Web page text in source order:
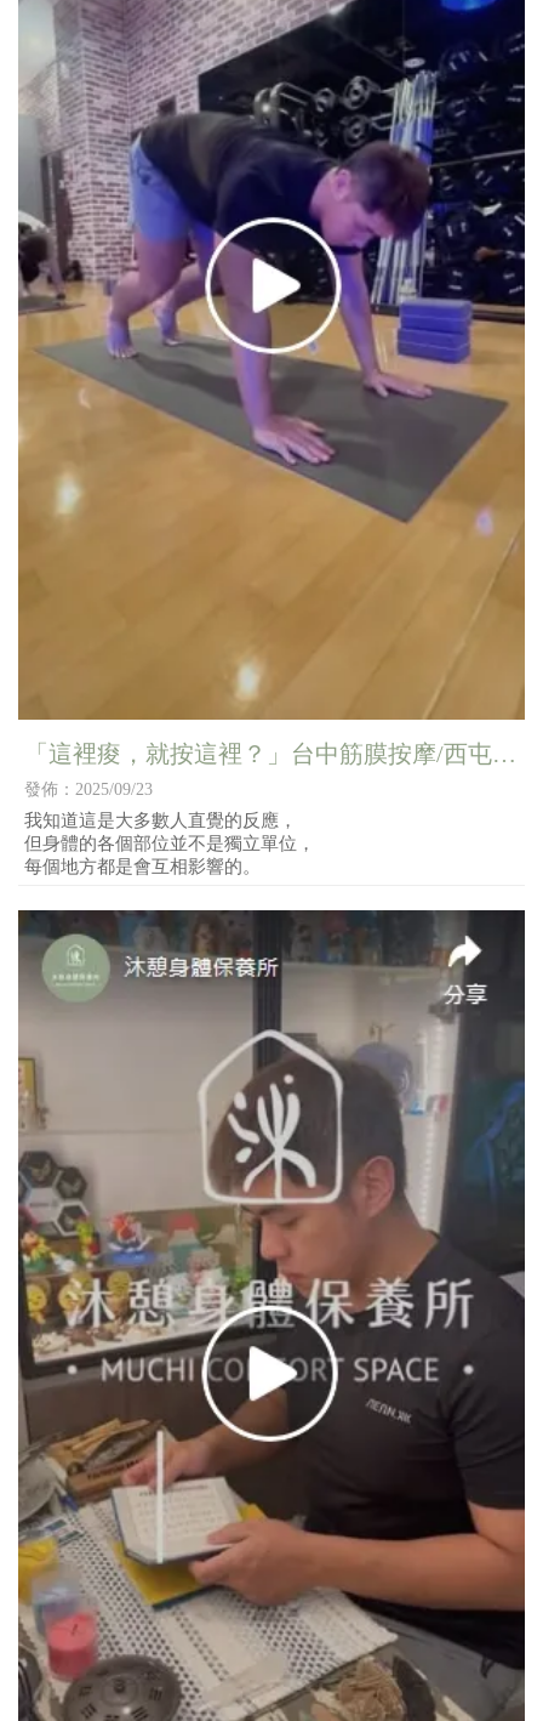
「這裡痠，就按這裡？」台中筋膜按摩/西屯區
筋膜按摩
發佈：2025/09/23
我知道這是大多數人直覺的反應，
但身體的各個部位並不是獨立單位，
每個地方都是會互相影響的。